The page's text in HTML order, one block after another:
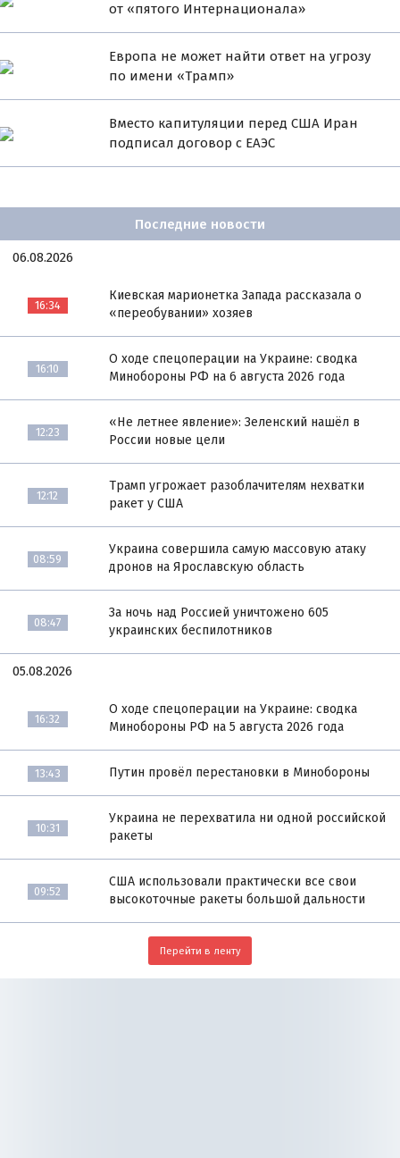
от «пятого Интернационала»
Европа не может найти ответ на угрозу
по имени «Трамп»
Вместо капитуляции перед США Иран
подписал договор с ЕАЭС
Последние новости
06.08.2026
16:34
Киевская марионетка Запада рассказала о
«переобувании» хозяев
16:10
О ходе спецоперации на Украине: сводка
Минобороны РФ на 6 августа 2026 года
12:23
«Не летнее явление»: Зеленский нашёл в
России новые цели
12:12
Трамп угрожает разоблачителям нехватки
ракет у США
08:59
Украина совершила самую массовую атаку
дронов на Ярославскую область
08:47
За ночь над Россией уничтожено 605
украинских беспилотников
05.08.2026
16:32
О ходе спецоперации на Украине: сводка
Минобороны РФ на 5 августа 2026 года
13:43 Путин провёл перестановки в Минобороны
10:31
Украина не перехватила ни одной российской
ракеты
09:52
США использовали практически все свои
высокоточные ракеты большой дальности
Перейти в ленту